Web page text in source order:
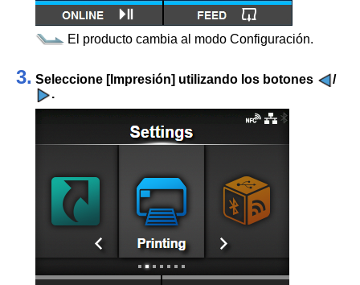
El producto cambia al modo Configuración.
3. Seleccione [Impresión] utilizando los botones
/
.